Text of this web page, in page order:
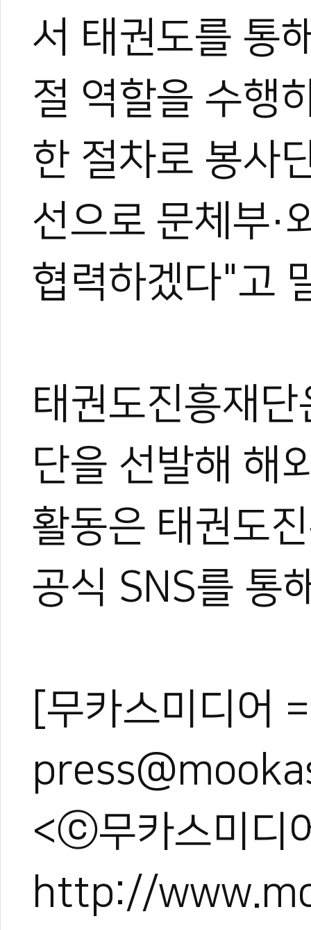
서 태권도를 통
절 역할을 수행
한 절차로 봉사
선으로 문체부·
협력하겠다"고
태권도진흥재
단을 선발해 해
활동은 태권도
공식 SNS를 통
[무카스미디어
<ⓒ무카스미디
http://
태권도 봉사단
태권도진흥재단
태권도 보급 넘
태권도 봉사단,